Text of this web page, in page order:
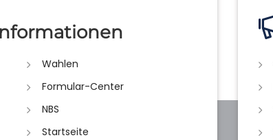
Wahlen
Formular-Center
NBS
Startseite